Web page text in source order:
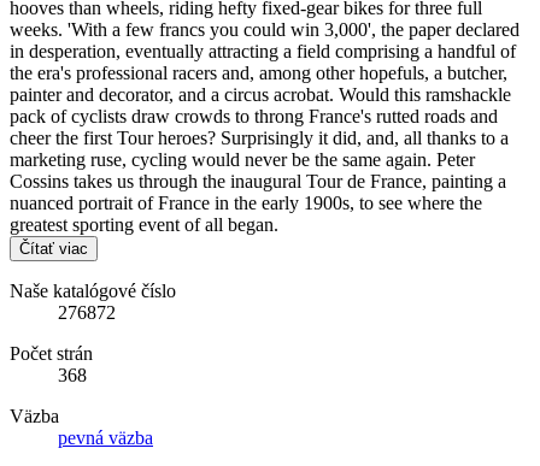
hooves than wheels, riding hefty fixed-gear bikes for three full
weeks. 'With a few francs you could win 3,000', the paper declared
in desperation, eventually attracting a field comprising a handful of
the era's professional racers and, among other hopefuls, a butcher,
painter and decorator, and a circus acrobat. Would this ramshackle
pack of cyclists draw crowds to throng France's rutted roads and
cheer the first Tour heroes? Surprisingly it did, and, all thanks to a
marketing ruse, cycling would never be the same again. Peter
Cossins takes us through the inaugural Tour de France, painting a
nuanced portrait of France in the early 1900s, to see where the
greatest sporting event of all began.
Čítať viac
Naše katalógové číslo
276872
Počet strán
368
Väzba
pevná väzba